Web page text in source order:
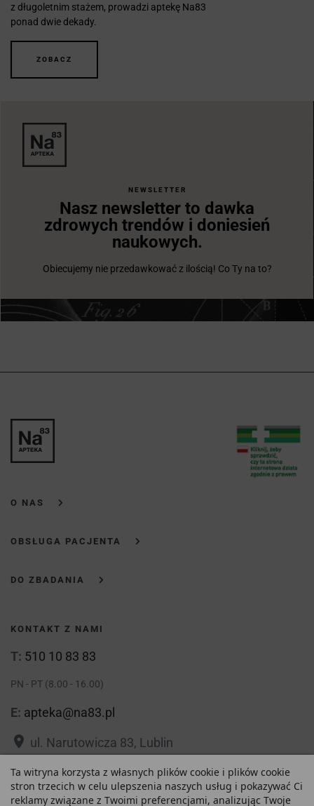
z długoletnim stażem, prowadzi aptekę Na83
ponad dwie dekady.
ZOBACZ
NEWSLETTER
Nasz newsletter to dawka
zdrowych trendów i doniesień
naukowych.
Obiecujemy nie przedawkować z ilością! Co Ty na to?
O NAS
OBSŁUGA PACJENTA
DO ZBADANIA
KONTAKT Z NAMI
T: 510 10 83 83
PN - PT (8.00 - 16.00)
E: apteka@na83.pl
place ul. Narutowicza 83, Lublin
placeul. 1 Maja 36, Lublin
Ta witryna korzysta z własnych plików cookie i plików cookie
stron trzecich w celu ulepszenia naszych usług i pokazywać Ci
reklamy związane z Twoimi preferencjami, analizując Twoje